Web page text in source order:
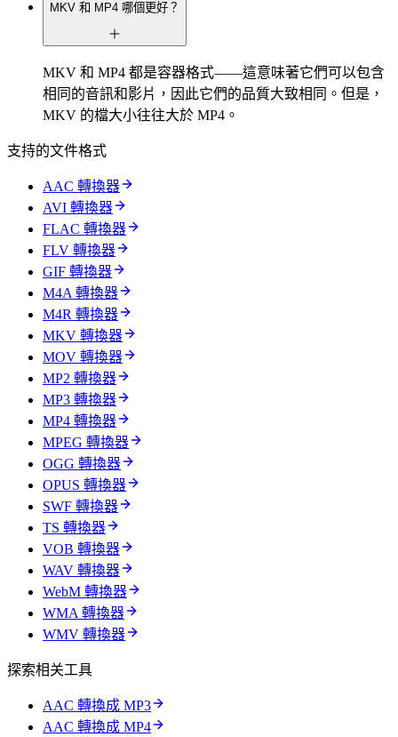
MKV 和 MP4 哪個更好？
MKV 和 MP4 都是容器格式——這意味著它們可以包含
相同的音訊和影片，因此它們的品質大致相同。但是，
MKV 的檔大小往往大於 MP4。
支持的文件格式
AAC 轉換器
AVI 轉換器
FLAC 轉換器
FLV 轉換器
GIF 轉換器
M4A 轉換器
M4R 轉換器
MKV 轉換器
MOV 轉換器
MP2 轉換器
MP3 轉換器
MP4 轉換器
MPEG 轉換器
OGG 轉換器
OPUS 轉換器
SWF 轉換器
TS 轉換器
VOB 轉換器
WAV 轉換器
WebM 轉換器
WMA 轉換器
WMV 轉換器
探索相关工具
AAC 轉換成 MP3
AAC 轉換成 MP4